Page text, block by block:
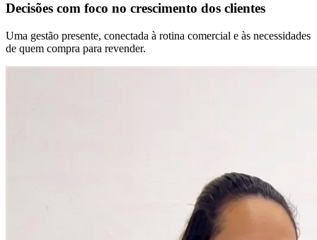
Decisões com foco no crescimento dos clientes
Uma gestão presente, conectada à rotina comercial e às necessidades
de quem compra para revender.